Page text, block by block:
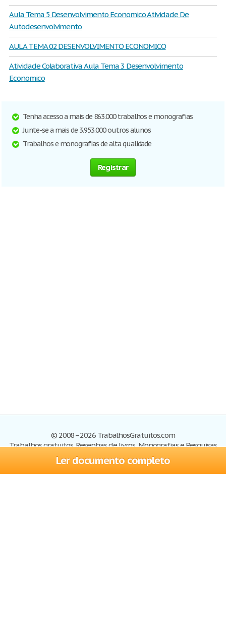
Ler documento completo
Aula Tema 5 Desenvolvimento Economico Atividade De
Autodesenvolvimento
AULA TEMA 02 DESENVOLVIMENTO ECONOMICO
Atividade Colaborativa Aula Tema 3 Desenvolvimento
Economico
Tenha acesso a mais de 863.000 trabalhos e monografias
Junte-se a mais de 3.953.000 outros alunos
Trabalhos e monografias de alta qualidade
Registrar
© 2008–2026 TrabalhosGratuitos.com
Trabalhos gratuitos, Resenhas de livros, Monografias e Pesquisas